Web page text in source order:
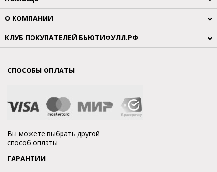
О КОМПАНИИ
КЛУБ ПОКУПАТЕЛЕЙ БЬЮТИФУЛЛ.РФ
СПОСОБЫ ОПЛАТЫ
Вы можете выбрать другой
способ оплаты
ГАРАНТИИ